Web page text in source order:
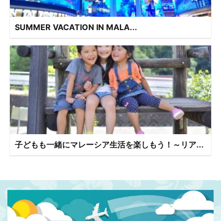
SUMMER VACATION IN MALA...
子どもも一緒にマレーシア生活を楽しもう！～リア...